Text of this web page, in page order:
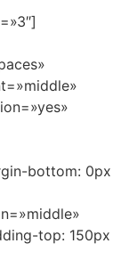
bottom: 0px
top: 150px